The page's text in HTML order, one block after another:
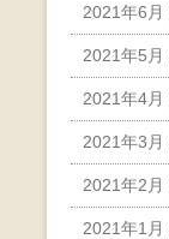
2021年6月
2021年5月
2021年4月
2021年3月
2021年2月
2021年1月